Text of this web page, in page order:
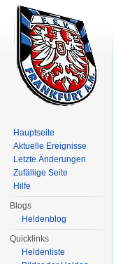
Hauptseite
Aktuelle Ereignisse
Letzte Änderungen
Zufällige Seite
Hilfe
Blogs
Heldenblog
Quicklinks
Heldenliste